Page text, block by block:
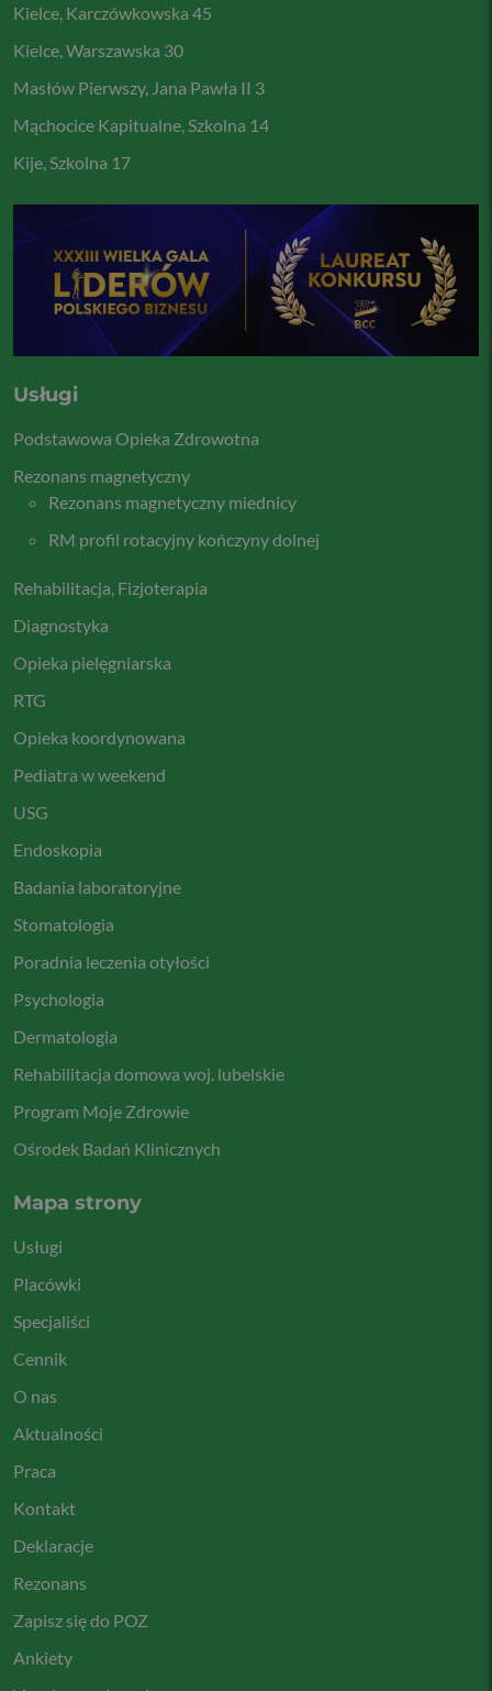
Kielce, Karczówkowska 45
Kielce, Warszawska 30
Masłów Pierwszy, Jana Pawła II 3
Mąchocice Kapitualne, Szkolna 14
Kije, Szkolna 17
Usługi
Podstawowa Opieka Zdrowotna
Rezonans magnetyczny
Rezonans magnetyczny miednicy
RM profil rotacyjny kończyny dolnej
Rehabilitacja, Fizjoterapia
Diagnostyka
Opieka pielęgniarska
RTG
Opieka koordynowana
Pediatra w weekend
USG
Endoskopia
Badania laboratoryjne
Stomatologia
Poradnia leczenia otyłości
Psychologia
Dermatologia
Rehabilitacja domowa woj. lubelskie
Program Moje Zdrowie
Ośrodek Badań Klinicznych
Mapa strony
Usługi
Placówki
Specjaliści
Cennik
O nas
Aktualności
Praca
Kontakt
Deklaracje
Rezonans
Zapisz się do POZ
Ankiety